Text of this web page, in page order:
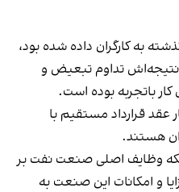
به کارگران داده شده بود،
نتیجه‌اش تداوم تبعیض و
باتجربه بوده است.
عقد قرارداد مستقیم با
هستند.
وظایف اصلی صنعت نفت بر
و امکانات این صنعت به